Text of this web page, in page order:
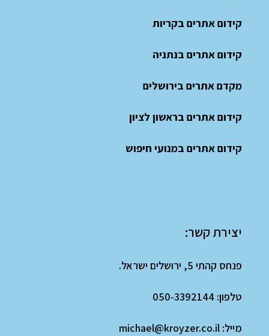
קידום אתרים בקריות
קידום אתרים בנתניה
מקדם אתרים בירושלים
קידום אתרים בראשון לציון
קידום אתרים במנועי חיפוש
יצירת קשר:
פנחס קהתי 5, ירושלים ישראל.
טלפון: 050-3392144
מייל: michael@kroyzer.co.il